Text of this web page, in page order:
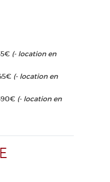
(- location en
(- location en
(- location en